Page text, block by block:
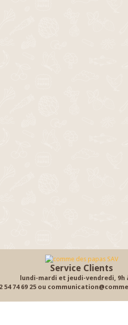
Service Clients
lundi-mardi et jeudi-vendredi, 9h
54 74 69 25 ou